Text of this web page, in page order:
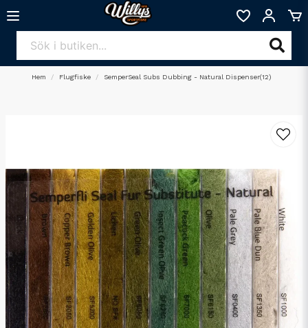
Hem Flugfiske SemperSeal Subs Dubbing - Natural Dispenser(12)